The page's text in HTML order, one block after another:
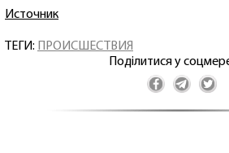
Источник
ТЕГИ:
ПРОИСШЕСТВИЯ
Поділитися у